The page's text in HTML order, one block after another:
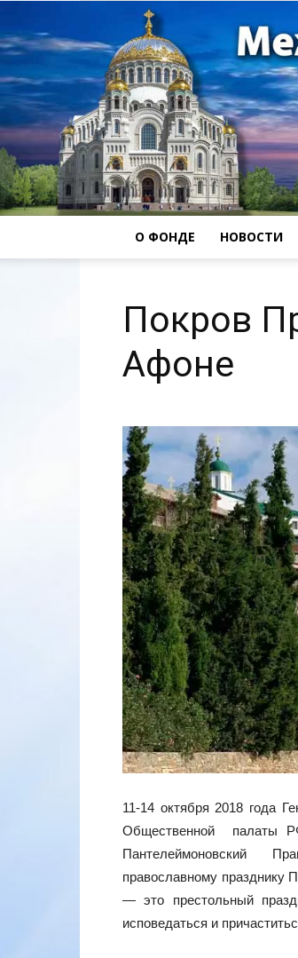
О ФОНДЕ НОВОСТИ
Покров
Афоне
11-14 октября 2018 года
Общественной палаты
Пантелеймоновский
православному празднику
— это престольный
исповедаться и